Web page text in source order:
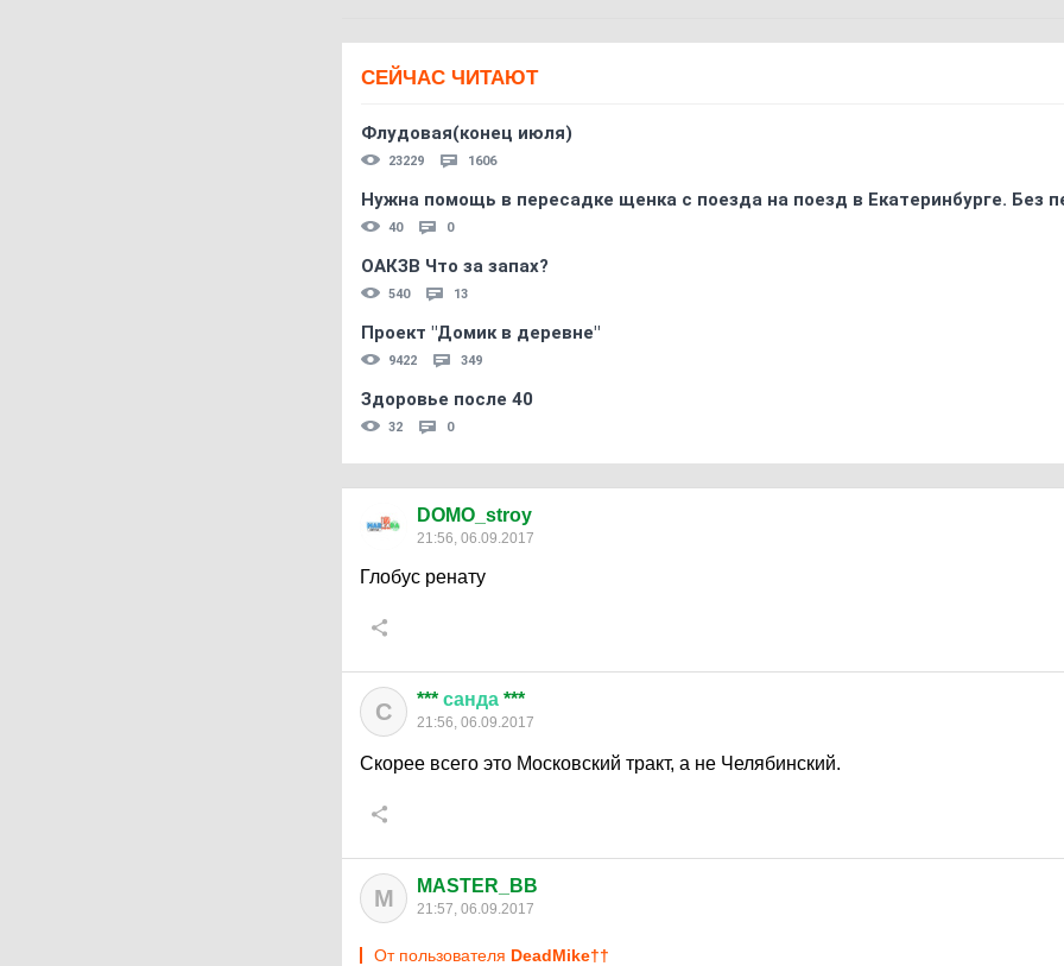
СЕЙЧАС ЧИТАЮТ
Флудовая(конец июля)
23229 1606
Нужна помощь в пересадке щенка с поезда на поезд в Екатеринбурге. Без
40 0
ОАКЗВ Что за запах?
540 13
Проект "Домик в деревне"
9422 349
Здоровье после 40
32 0
DOMO_stroy
21:56, 06.09.2017
Глобус ренату
С *** санда ***
21:56, 06.09.2017
Скорее всего это Московский тракт, а не Челябинский.
M MASTER_BB
21:57, 06.09.2017
От пользователя DeadMike††